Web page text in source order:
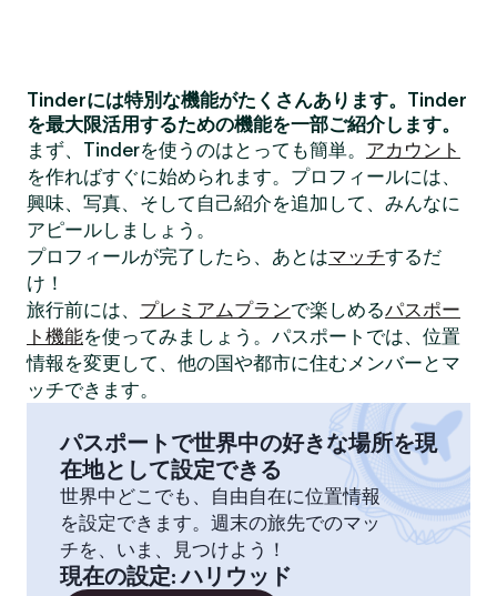
Tinderには特別な機能がたくさんあります。Tinder
を最大限活用するための機能を一部ご紹介します。
まず、Tinderを使うのはとっても簡単。 アカウント
を作ればすぐに始められます。プロフィールには、
興味、写真、そして自己紹介を追加して、みんなに
アピールしましょう。
プロフィールが完了したら、あとはマッチするだ
け！
旅行前には、 プレミアムプランで楽しめるパスポー
ト機能を使ってみましょう。パスポートでは、位置
情報を変更して、他の国や都市に住むメンバーとマ
ッチできます。
パスポートで世界中の好きな場所を現
在地として設定できる
世界中どこでも、自由自在に位置情報
を設定できます。週末の旅先でのマッ
チを、いま、見つけよう！
現在の設定:ハリウッド